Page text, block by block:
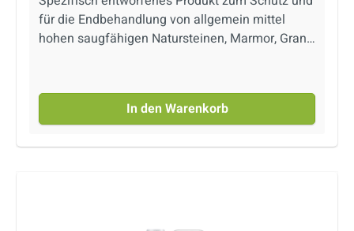
für die Endbehandlung von allgemein mittel
hohen saugfähigen Natursteinen, Marmor, Granit
verfügbar. Produkt auf Wasserbasis.
In den Warenkorb